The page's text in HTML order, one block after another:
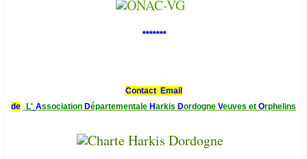
*******
Contact Email
de
L' Association Départementale Harkis Dordogne Veuves et Orphelins